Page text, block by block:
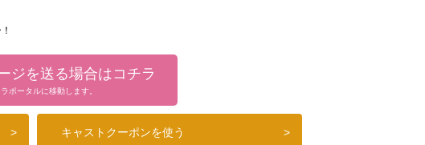
でも嬉しいです❤
ジを送る場合はコチラ
ポータルに移動します。
> キャストクーポンを使う >